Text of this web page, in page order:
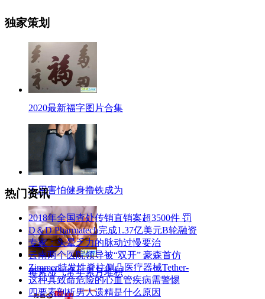
独家策划
2020最新福字图片合集
不用害怕健身撸铁成为
毒素湿气常年累月堆积
热门资讯
2018年全国查处传销直销案超3500件 罚
D＆D Pharmatech完成1.37亿美元B轮融资
专家：头晕乏力的脉动过慢要治
云南两个医院领导被“双开” 豪森首仿
Zimmer特发性脊柱侧凸医疗器械Tether-
这种具致命危险的心血管疾病需警惕
四要素剖析男人遗精是什么原因